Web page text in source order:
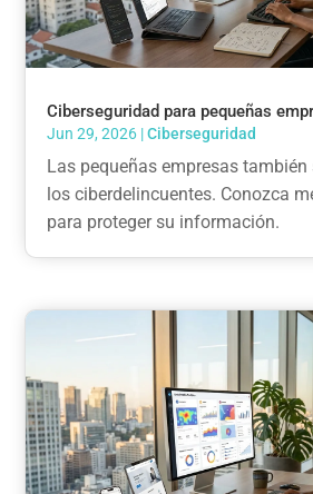
Ciberseguridad para pequeñas
Jun 29, 2026 |Ciberseguridad
Las pequeñas empresas
los ciberdelincuentes. Conozca
para proteger su información.